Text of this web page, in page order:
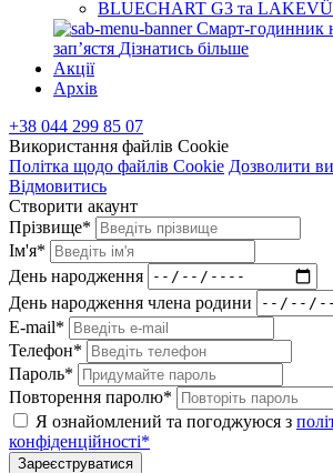
BLUECHART G3 та
Смарт-годинник
запʼястя Дізнатись більше
Акції
Архів
+38 044 299 85 07
Використання файлів Cookie
Політка щодо файлів Cookie Дозволити
Відмовитись
Створити акаунт
Прізвище*
Ім'я*
День народження
День народження члена родини
E-mail*
Телефон*
Пароль*
Повторення паролю*
Я ознайомлений та погоджуюся з
конфіденційності*
Зареєструватися